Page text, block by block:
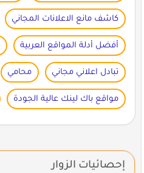
كاشف مانع الاعلانات المجاني
أفضل أدلة المواقع العربية
تبادل اعلاني مجاني محامي
مواقع باك لينك عالية الجودة
إحصائيات الزوار